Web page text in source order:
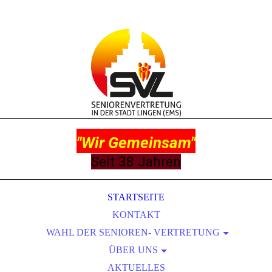
"Wir Gemeinsam"
Seit 38 Jahren
STARTSEITE
KONTAKT
WAHL DER SENIOREN- VERTRETUNG
ZEITSCHIENE ZUR WAHL
INFORMATIONEN ZUR WAHL 1
ÜBER UNS
LEITBILD
AKTUELLES